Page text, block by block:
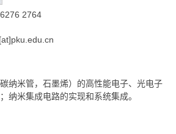
2764
纳米管，石墨烯）的高性能电子、光电子
纳米集成电路的实现和系统集成。